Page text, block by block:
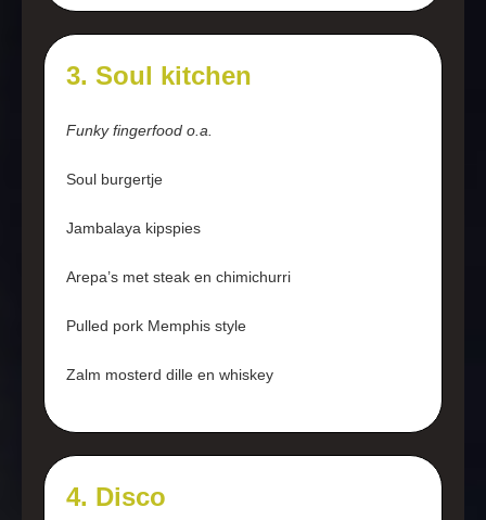
3. Soul kitchen
Funky fingerfood o.a.
Soul burgertje
Jambalaya kipspies
Arepa’s met steak en chimichurri
Pulled pork Memphis style
Zalm mosterd dille en whiskey
4. Disco